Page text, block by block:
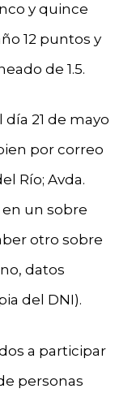
y quince
12 puntos y
de 1.5.
21 de mayo
por correo
Río; Avda.
en un sobre
otro sobre
datos
del DNI).
a participar
personas